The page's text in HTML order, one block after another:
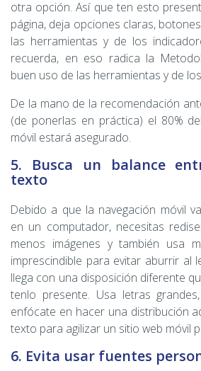
otra opción. Así que ten esto
página, deja opciones claras,
las herramientas y de los
recuerda, en eso radica la
buen uso de las herramientas y de
De la mano de la recomendación
(de ponerlas en práctica) el 80%
móvil estará asegurado.
5. Busca un balance
texto
Debido a que la navegación móvil
en un computador, necesitas
menos imágenes y también usa
imprescindible para evitar aburrir al
llega con una disposición diferente
tenlo presente. Usa letras
enfócate en hacer una distribución
texto para agilizar un sitio web móvil
6. Evita usar fuentes